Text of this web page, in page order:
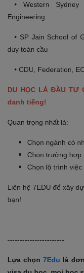
• Western Sydney
Engineering
• SP Jain School of
duy toàn cầu
• CDU, Federation,
DU HỌC LÀ ĐẦU TƯ
danh tiếng!
Quan trọng nhất là:
Chọn ngành có
Chọn trường hợp
Chọn lộ trình
Liên hệ 7EDU để xây
bạn!
-----------------------
Lựa chọn7Edu là